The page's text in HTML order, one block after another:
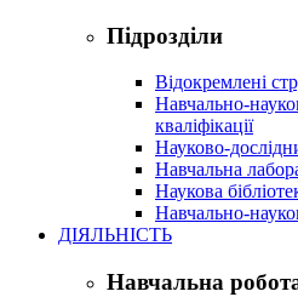
Підрозділи
Відокремлені
Навчально-
кваліфікації
Науково-
Навчальна
Наукова
Навчально-
ДІЯЛЬНІСТЬ
Навчальна